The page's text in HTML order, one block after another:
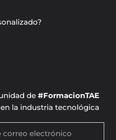
de #FormacionTAE
la industria tecnológica